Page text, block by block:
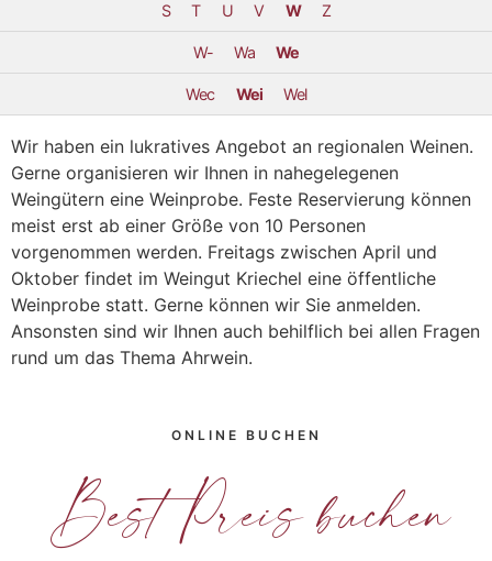
S T U V W Z
W- Wa We
Wec Wei Wel
Wir haben ein lukratives Angebot an regionalen Weinen.
Gerne organisieren wir Ihnen in nahegelegenen
Weingütern eine Weinprobe. Feste Reservierung können
meist erst ab einer Größe von 10 Personen
vorgenommen werden. Freitags zwischen April und
Oktober findet im Weingut Kriechel eine öffentliche
Weinprobe statt. Gerne können wir Sie anmelden.
Ansonsten sind wir Ihnen auch behilflich bei allen Fragen
rund um das Thema Ahrwein.
ONLINE BUCHEN
Best Preis buchen